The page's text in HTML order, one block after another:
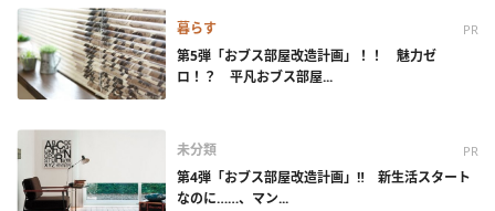
暮らす PR
第5弾「おブス部屋改造計画」！！ 魅力ゼ
ロ！？ 平凡おブス部屋...
未分類 PR
第4弾「おブス部屋改造計画」‼ 新生活スタート
なのに……、マン...